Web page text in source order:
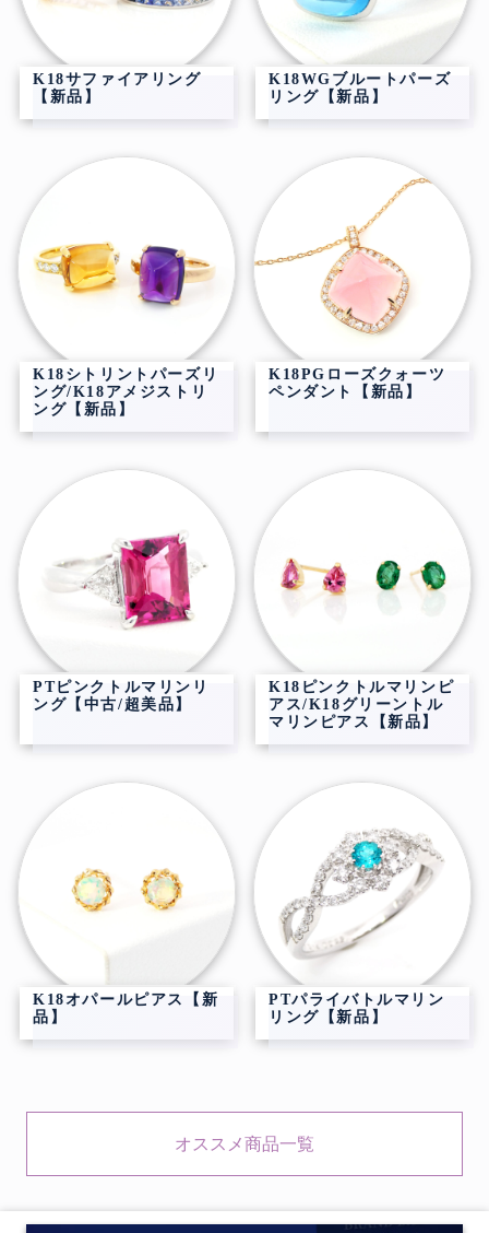
K18サファイアリング
【新品】
K18WGブルートパーズ
リング【新品】
K18シトリントパーズリ
ング/K18アメジストリ
ング【新品】
K18PGローズクォーツ
ペンダント【新品】
PTピンクトルマリンリ
ング【中古/超美品】
K18ピンクトルマリンピ
アス/K18グリーントル
マリンピアス【新品】
K18オパールピアス【新
品】
PTパライバトルマリン
リング【新品】
オススメ商品一覧